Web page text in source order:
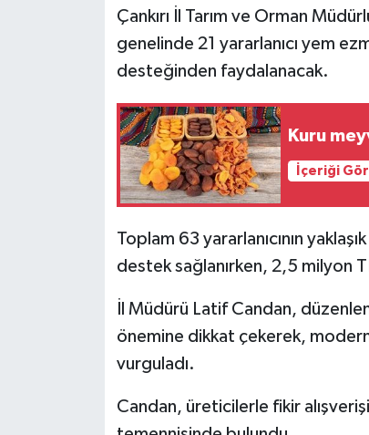
Çankırı İl Tarım ve Orman
genelinde 21 yararlanıcı yem
desteğinden faydalanacak.
Kuru
İçeriği
Toplam 63 yararlanıcının
destek sağlanırken, 2,5 milyon
İl Müdürü Latif Candan,
önemine dikkat çekerek,
vurguladı.
Candan, üreticilerle fikir